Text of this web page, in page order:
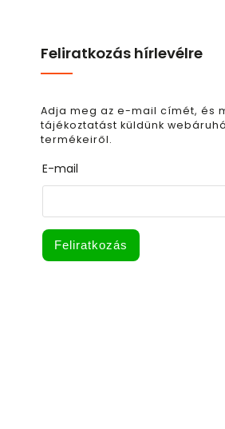
Feliratkozás hírlevélre
Adja meg az e-mail címét, és
tájékoztatást küldünk
termékeiről.
E-mail
Feliratkozás